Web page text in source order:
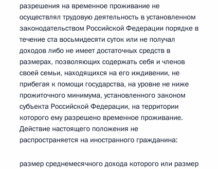
разрешения на временное проживание не
осуществлял трудовую деятельность в установленном
законодательством Российской Федерации порядке в
течение ста восьмидесяти суток или не получал
доходов либо не имеет достаточных средств в
размерах, позволяющих содержать себя и членов
своей семьи, находящихся на его иждивении, не
прибегая к помощи государства, на уровне не ниже
прожиточного минимума, установленного законом
субъекта Российской Федерации, на территории
которого ему разрешено временное проживание.
Действие настоящего положения не
распространяется на иностранного гражданина:
размер среднемесячного дохода которого или размер